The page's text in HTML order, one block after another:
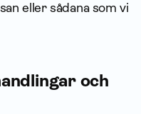
eller sådana som vi
och